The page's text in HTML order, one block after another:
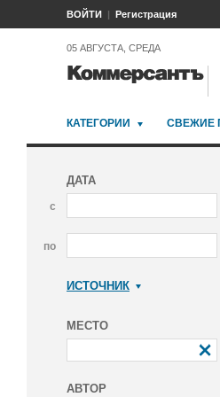
ВОЙТИ Регистрация
05 АВГУСТА, СРЕДА
КАТЕГОРИИ СВЕЖИЕ
ДАТА
с
по
ИСТОЧНИК
МЕСТО
АВТОР